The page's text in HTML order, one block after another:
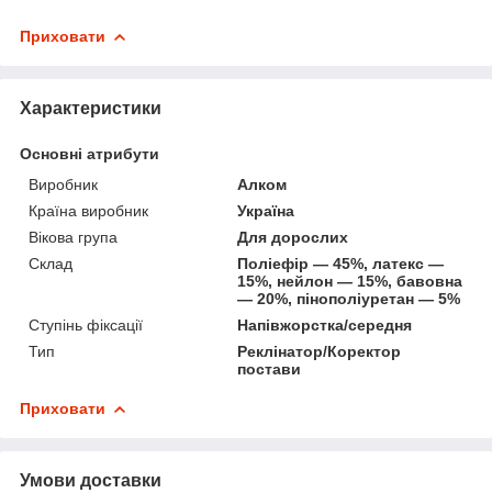
Приховати
Характеристики
Основні атрибути
Виробник
Алком
Країна виробник
Україна
Вікова група
Для дорослих
Склад
Поліефір — 45%, латекс —
15%, нейлон — 15%, бавовна
— 20%, пінополіуретан — 5%
Ступінь фіксації
Напівжорстка/середня
Тип
Реклінатор/Коректор
постави
Приховати
Умови доставки